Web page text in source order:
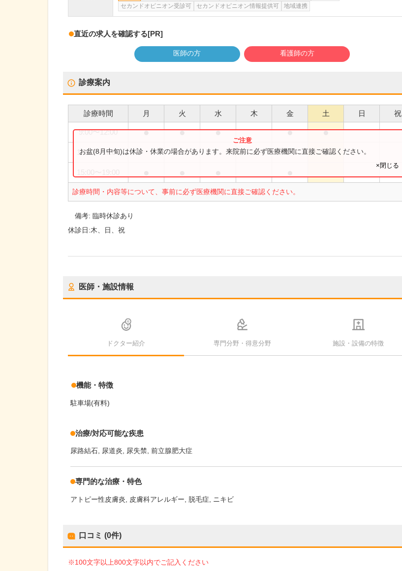
セカンドオピニオン受診可
セカンドオピニオン情報提供可 地域連携
直近の求人を確認する[PR]
医師の方 看護師の方
診療案内
診療時間 月 火 水 木 金 土 日 祝
9:00〜12:00 ● ● ● ● ●
14:30〜17:00 ●
診療時間・内容等について、事前に必ず医療機関に直接ご確認ください。
お盆(8月中旬)は休診・休業の場合があります。来院前に必ず医療機関に直接ご確認ください。
×閉じる
備考:臨時休診あり
休診日:木、日、祝
医師・施設情報
ドクター紹介 専門分野・得意分野 施設・設備の特徴
機能・特徴
駐車場(有料)
治療/対応可能な疾患
尿路結石 尿道炎 尿失禁 前立腺肥大症
専門的な治療・特色
アトピー性皮膚炎 皮膚科アレルギー 脱毛症 ニキビ
口コミ (0件)
※100文字以上800文字以内でご記入ください